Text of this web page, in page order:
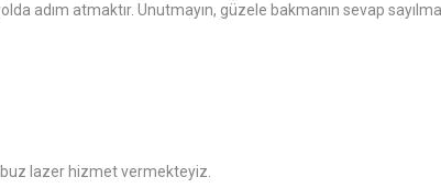
adım atmaktır. Unutmayın, güzele bakmanın sevap
lazer hizmet vermekteyiz.